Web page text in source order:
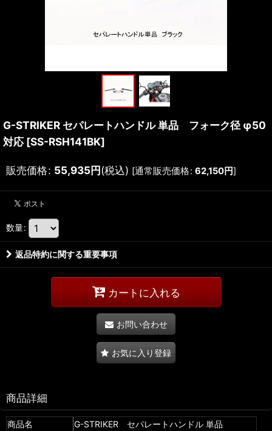
G-STRIKER セパレートハンドル 単品 フォーク径 φ50
対応 [SS-RSH141BK]
販売価格: 55,935円(税込) [通常販売価格: 62,150円]
数量:
返品特約に関する重要事項
カートに入れる
お問い合わせ
お気に入り登録
商品詳細
商品名
G-STRIKER セパレートハンドル 単品